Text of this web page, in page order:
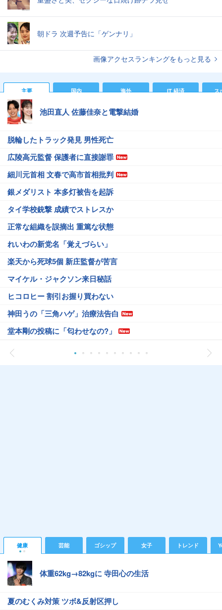
朝ドラ 次週予告に「ゲンナリ」
画像アクセスランキングをもっと見る
主要 国内 海外 IT 経済 ス
池田直人 佐藤佳奈と電撃結婚
脱輪したトラック発見 男性死亡
広陵高元監督 保護者に直接謝罪
細川元首相 文春で高市首相批判
銀メダリスト 本多灯被告を起訴
タイ学校銃撃 成績でストレスか
正常な組織を誤摘出 重篤な状態
れいわの新党名「覚えづらい」
楽天から死球5個 新庄監督が苦言
マイケル・ジャクソン来日秘話
ヒコロヒー 割引お握り買わない
神田うの「三角ハゲ」治療法告白
堂本剛の投稿に「匂わせなの?」
健康 芸能 ゴシップ 女子 トレンド
体重62kg→82kgに 寺田心の生活
夏のむくみ対策 ツボ&反射区押し